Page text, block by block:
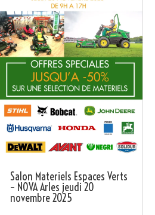
Salon Materiels Espaces Verts
– NOVA Arles jeudi 20
novembre 2025